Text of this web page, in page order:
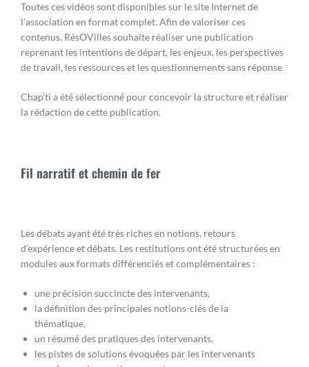
Toutes ces vidéos sont disponibles sur le site Internet de
l’association en format complet. Afin de valoriser ces
contenus, RésOVilles souhaite réaliser une publication
reprenant les intentions de départ, les enjeux, les perspectives
de travail, les ressources et les questionnements sans réponse.
Chap’ti a été sélectionné pour concevoir la structure et réaliser
la rédaction de cette publication.
Fil narratif et chemin de fer
Les débats ayant été très riches en notions, retours
d’expérience et débats. Les restitutions ont été structurées en
modules aux formats différenciés et complémentaires :
une précision succincte des intervenants,
la définition des principales notions-clés de la
thématique,
un résumé des pratiques des intervenants,
les pistes de solutions évoquées par les intervenants